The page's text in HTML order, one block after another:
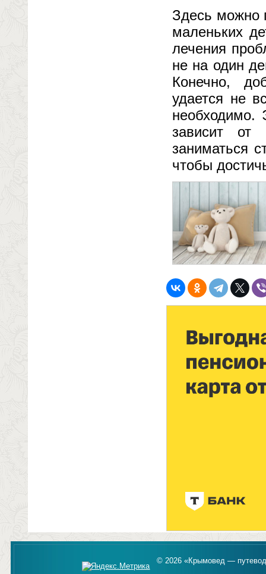
Здесь можно
маленьких
лечения
не на один
Конечно,
удается не
необходимо.
зависит от
заниматься
чтобы
© 2026 «Крымовед —